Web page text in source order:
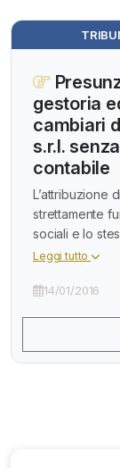
gestoria
cambiari
s.r.l.
contabile
L’attribuzione
strettamente
sociali e lo
Leggi tutto
14/01/2016